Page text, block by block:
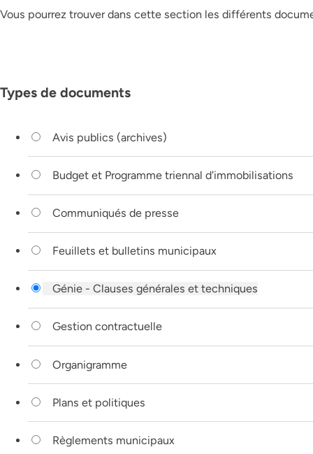
Vous pourrez trouver dans cette section les différents
Types de documents
Avis publics (archives)
Budget et Programme triennal d'immobilisations
Communiqués de presse
Feuillets et bulletins municipaux
Génie - Clauses générales et techniques
Gestion contractuelle
Organigramme
Plans et politiques
Règlements municipaux